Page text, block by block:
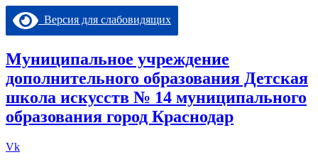
Перейти
содержимому
Версия для слабовидящих
Муниципальное учреждение
дополнительного образования Детская
школа искусств № 14 муниципального
образования город Краснодар
Vk